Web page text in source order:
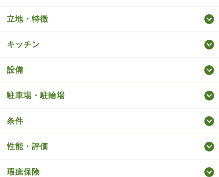
立地・特徴
キッチン
設備
駐車場・駐輪場
条件
性能・評価
瑕疵保険